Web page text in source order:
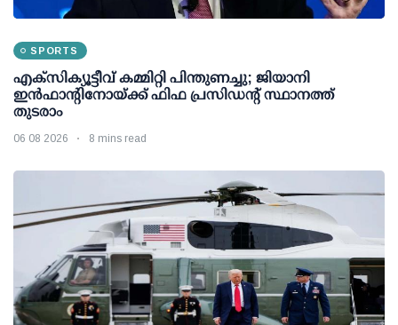
SPORTS
എക്സിക്യൂട്ടീവ് കമ്മിറ്റി പിന്തുണച്ചു; ജിയാനി
ഇന്‍ഫാന്റിനോയ്ക്ക് ഫിഫ പ്രസിഡന്റ് സ്ഥാനത്ത്
തുടരാം
06 08 2026 8 mins read